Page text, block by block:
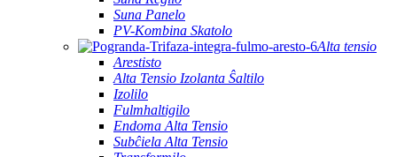
Suna Panelo
PV-Kombina Skatolo
Alta tensio
Arestisto
Alta Tensio Izolanta Ŝaltilo
Izolilo
Fulmhaltigilo
Endoma Alta Tensio
Subĉiela Alta Tensio